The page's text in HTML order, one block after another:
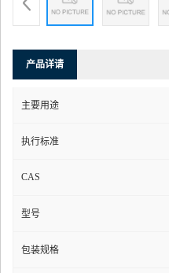
产品详请
主要用途
执行标准
CAS
型号
包装规格